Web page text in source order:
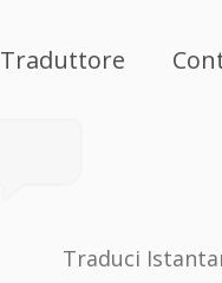
Traduttore
Traduci